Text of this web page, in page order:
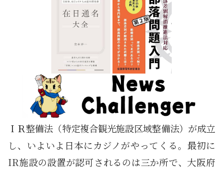
ＩＲ整備法（特定複合観光施設区域整備法）が成立
し、いよいよ日本にカジノがやってくる。最初に
IR施設の設置が認可されるのは三か所で、大阪府